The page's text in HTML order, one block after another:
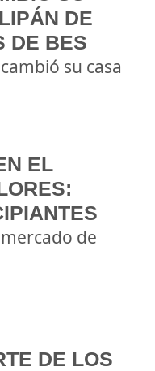
DE
DE BES
su casa
EL
de
DE LOS